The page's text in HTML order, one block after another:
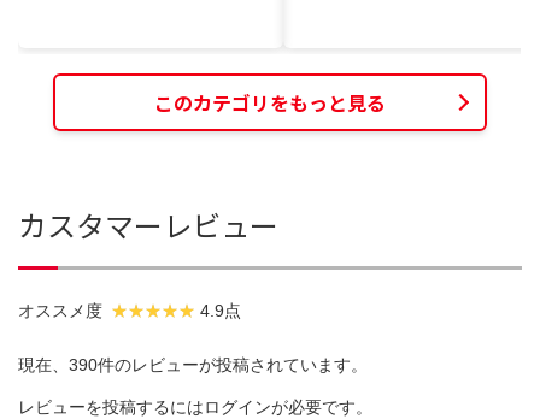
このカテゴリをもっと見る
カスタマーレビュー
オススメ度 4.9点
現在、390件のレビューが投稿されています。
レビューを投稿するにはログインが必要です。